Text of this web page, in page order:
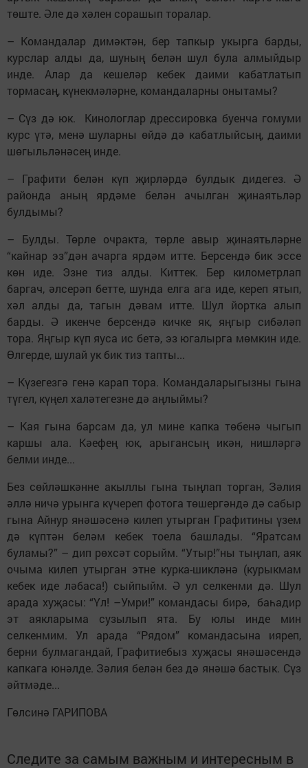
төште. Әле дә хәлен сорашып торалар.
– Командалар димәктән, бер тапкыр укырга барды,
курслар алды да, шуның белән шул була алмыйдыр
инде. Алар да кешеләр кебек даими кабатлатып
тормасаң, күнекмәләрне, командаларны онытамы?
– Сүз дә юк. Кинологлар дрессировка буенча гомуми
курс үтә, менә шуларны өйдә дә кабатлыйсың, даими
шөгыльләнәсең инде.
– Графити белән күп җирләрдә булдык дидегез. Ә
районда аның ярдәме белән ачылган җинаятьләр
булдымы?
– Булды. Төрле очракта, төрле авыр җинаятьләрне
“кайнар эз”дән ачарга ярдәм итте. Берсендә бик эссе
көн иде. Эзне тиз алды. Киттек. Бер километрлап
баргач, әлсерәп бетте, шунда елга ага иде, кереп ятып,
хәл алды да, тагын дәвам итте. Шул йортка алып
барды. Ә икенче берсендә кичке як, яңгыр сибәләп
тора. Яңгыр күп яуса ис бетә, эз югалырга мөмкин иде.
Өлгерде, шулай ук бик тиз тапты...
– Күзегезгә генә карап тора. Командаларыгызны гына
түгел, күңел халәтегезне дә аңлыймы?
– Кая гына барсам да, ул мине капка төбенә чыгып
каршы ала. Кәефең юк, арыгансың икән, нишләргә
белми инде...
Без сөйләшкәнне акыллы гына тыңлап торган, Зәлия
әллә ничә урынга күчереп фотога төшергәндә дә сабыр
гына Айнур янәшәсенә килеп утырган Графитины үзем
дә күптән беләм кебек тоела башлады. “Яратсам
буламы?” – дип рөхсәт сорыйм. “Утыр!”ны тыңлап, аяк
очыма килеп утырган этне курка-шикләнә (курыкмам
кебек иде ләбаса!) сыйпыйм. Ә ул селкенми дә. Шул
арада хуҗасы: “Үл! –Умри!” командасы бирә, баһадир
эт аякларыма сузылып ята. Бу юлы инде мин
селкенмим. Ул арада “Рядом” командасына ияреп,
берни булмагандай, Графитиебыз хуҗасы янәшәсендә
капкага юнәлде. Зәлия белән без дә янәшә бастык. Сүз
әйтмәде...
Гөлсинә ГАРИПОВА
Следите за самым важным и интересным в